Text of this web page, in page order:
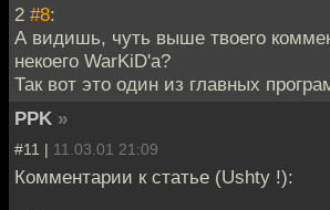
2 #8:
А видишь, чуть выше твоего
некоего WarKiD'a?
Так вот это один из главных
PPK »
#11 | 11.03.01 21:09
Комментарии к статье (Ushty !):